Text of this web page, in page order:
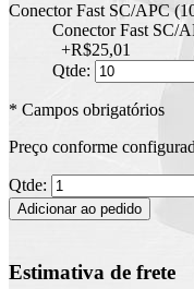
Conector Fast SC/APC
Conector Fast SC/
+R$25,01
Qtde:
* Campos obrigatórios
Preço conforme
Qtde:
Adicionar ao pedido
Estimativa de frete